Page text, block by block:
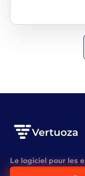
Le logiciel pour les